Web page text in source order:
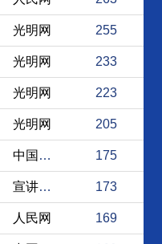
光明网 255
光明网 233
光明网 223
光明网 205
中国社会科学网 175
宣讲家网 173
人民网 169